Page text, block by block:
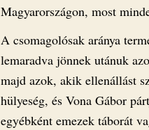
Magyarországon, most
A csomagolósak aránya
lemaradva jönnek utánuk
majd azok, akik ellenállást
hülyeség, és Vona Gábor
egyébként emezek táborát